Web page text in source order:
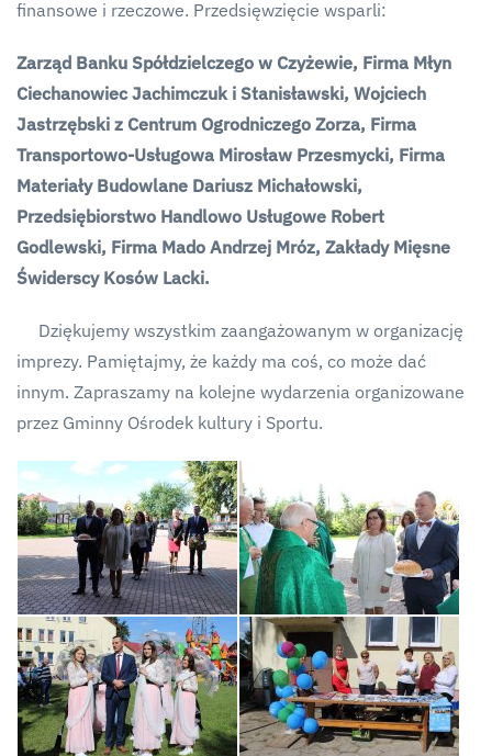
finansowe i rzeczowe. Przedsięwzięcie wsparli:
Zarząd Banku Spółdzielczego w Czyżewie, Firma Młyn
Ciechanowiec Jachimczuk i Stanisławski, Wojciech
Jastrzębski z Centrum Ogrodniczego Zorza, Firma
Transportowo-Usługowa Mirosław Przesmycki, Firma
Materiały Budowlane Dariusz Michałowski,
Przedsiębiorstwo Handlowo Usługowe Robert
Godlewski, Firma Mado Andrzej Mróz, Zakłady Mięsne
Świderscy Kosów Lacki.
Dziękujemy wszystkim zaangażowanym w organizację
imprezy. Pamiętajmy, że każdy ma coś, co może dać
innym. Zapraszamy na kolejne wydarzenia organizowane
przez Gminny Ośrodek kultury i Sportu.